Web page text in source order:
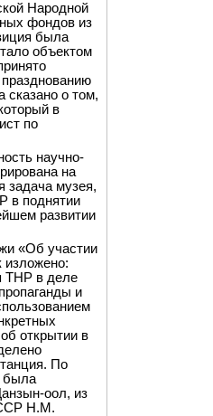
Народной
фондов из
была
объектом
сказано о том,
в
по
научно-
на
задача музея,
в поднятии
развитии
«Об участии
изложено:
ТНР в деле
и
открытии в
По
была
оол, из
Н.М.